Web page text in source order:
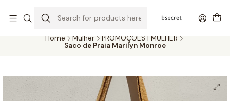
A 5 DIAS
Home Mulher
PROMOÇÕES | MULHER
Saco de Praia Marilyn Monroe